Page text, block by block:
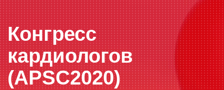
Конгресс
кардиологов
(APSC2020)